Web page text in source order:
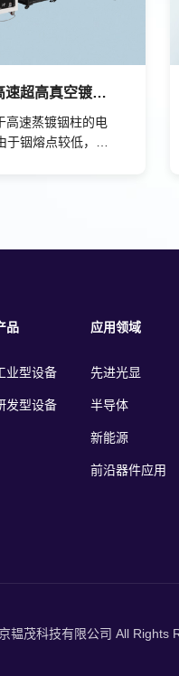
QBT-I 双腔室高速超高真空镀膜系统
高速蒸镀铟柱的电
铟熔点较低，需
品
业型设备
发型设备
应用领域
先进光显
半导体
新能源
前沿器件应用
韫茂科技有限公司 All Rights